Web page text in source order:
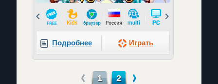
Prev
Подробнее Играть
←1 2